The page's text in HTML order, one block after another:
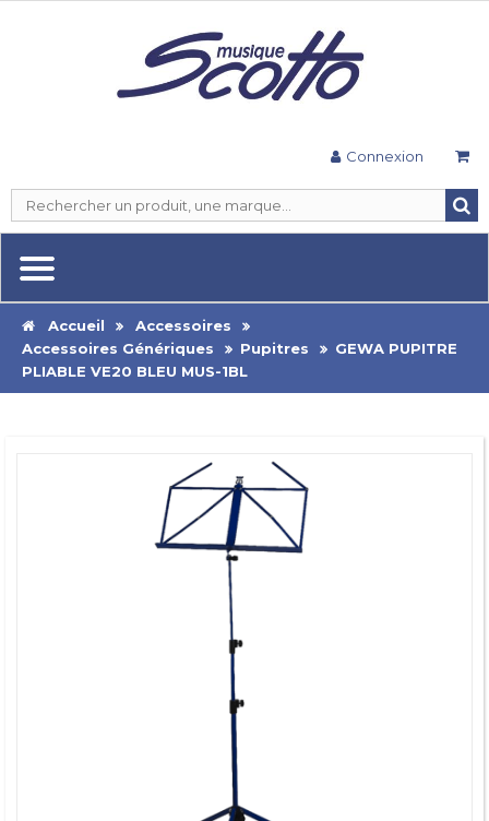
Connexion
Accueil
Accessoires
Accessoires Génériques
Pupitres
GEWA PUPITRE
PLIABLE VE20 BLEU MUS-1BL